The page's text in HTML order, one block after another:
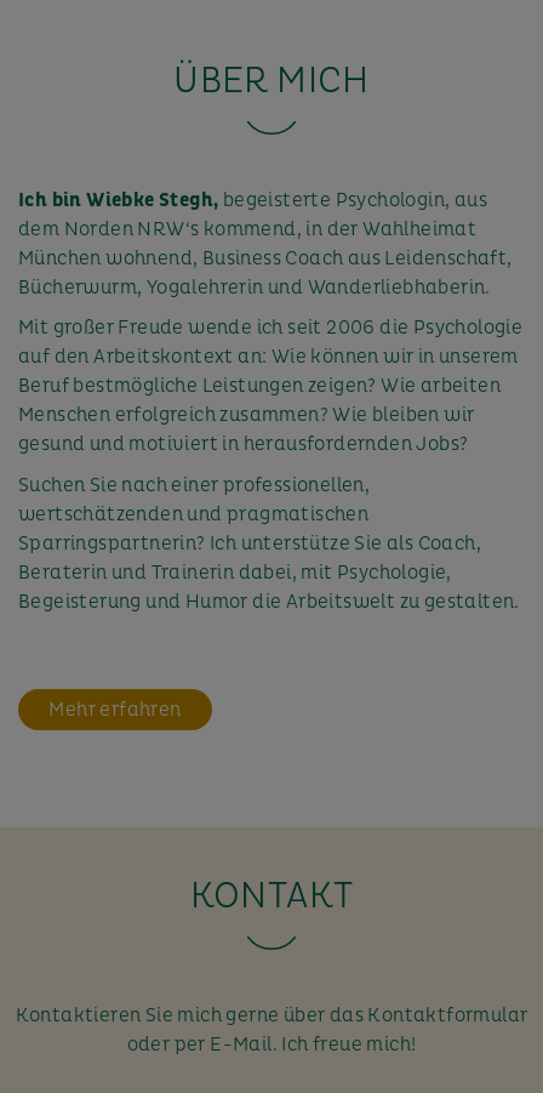
ÜBER MICH
Ich bin Wiebke Stegh, begeisterte Psychologin, aus
dem Norden NRW‘s kommend, in der Wahlheimat
München wohnend, Business Coach aus Leidenschaft,
Bücherwurm, Yogalehrerin und Wanderliebhaberin.
Mit großer Freude wende ich seit 2006 die Psychologie
auf den Arbeitskontext an: Wie können wir in unserem
Beruf bestmögliche Leistungen zeigen? Wie arbeiten
Menschen erfolgreich zusammen? Wie bleiben wir
gesund und motiviert in herausfordernden Jobs?
Suchen Sie nach einer professionellen,
wertschätzenden und pragmatischen
Sparringspartnerin? Ich unterstütze Sie als Coach,
Beraterin und Trainerin dabei, mit Psychologie,
Begeisterung und Humor die Arbeitswelt zu gestalten.
Mehr erfahren
KONTAKT
Kontaktieren Sie mich gerne über das Kontaktformular
oder per E-Mail. Ich freue mich!